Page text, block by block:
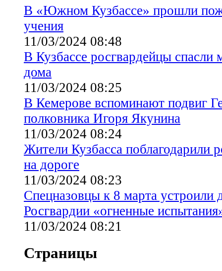
В «Южном Кузбассе» прошли
учения
11/03/2024 08:48
В Кузбассе росгвардейцы спасли
дома
11/03/2024 08:25
В Кемерове вспоминают подвиг
полковника Игоря Якунина
11/03/2024 08:24
Жители Кузбасса поблагодарили
на дороге
11/03/2024 08:23
Спецназовцы к 8 марта устроили
Росгвардии «огненные
11/03/2024 08:21
Страницы